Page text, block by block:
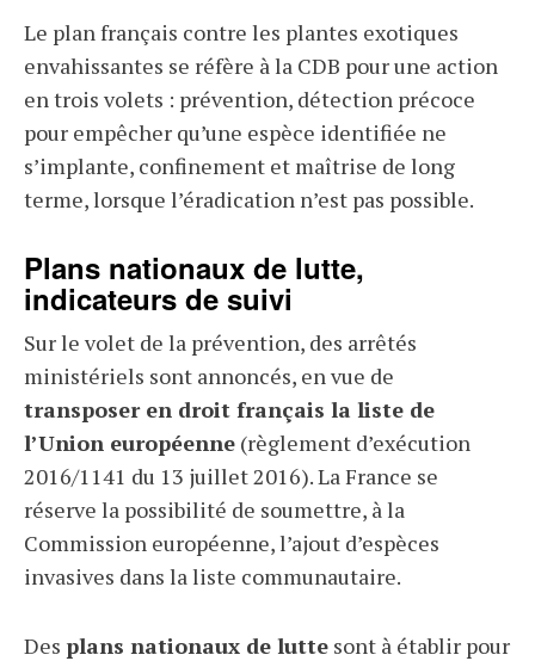
Le plan français contre les plantes exotiques
envahissantes se réfère à la CDB pour une action
en trois volets : prévention, détection précoce
pour empêcher qu’une espèce identifiée ne
s’implante, confinement et maîtrise de long
terme, lorsque l’éradication n’est pas possible.
Plans nationaux de lutte,
indicateurs de suivi
Sur le volet de la prévention, des arrêtés
ministériels sont annoncés, en vue de
transposer en droit français la liste de
l’Union européenne (règlement d’exécution
2016/1141 du 13 juillet 2016). La France se
réserve la possibilité de soumettre, à la
Commission européenne, l’ajout d’espèces
invasives dans la liste communautaire.
Des plans nationaux de lutte sont à établir pour